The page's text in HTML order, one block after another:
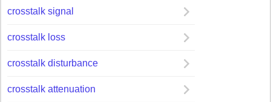
crosstalk signal
crosstalk loss
crosstalk disturbance
crosstalk attenuation